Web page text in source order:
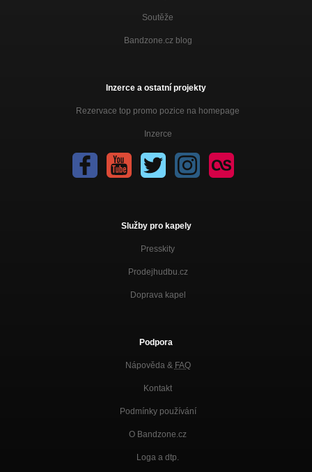
Soutěže
Bandzone.cz blog
Inzerce a ostatní projekty
Rezervace top promo pozice na homepage
Inzerce
Služby pro kapely
Presskity
Prodejhudbu.cz
Doprava kapel
Podpora
Nápověda & FAQ
Kontakt
Podmínky používání
O Bandzone.cz
Loga a dtp.